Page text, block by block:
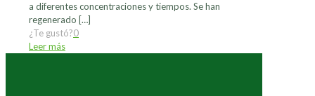
a diferentes concentraciones y tiempos. Se han
regenerado […]
¿Te gustó?0
Leer más